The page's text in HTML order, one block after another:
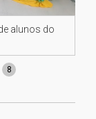
alunos do
8